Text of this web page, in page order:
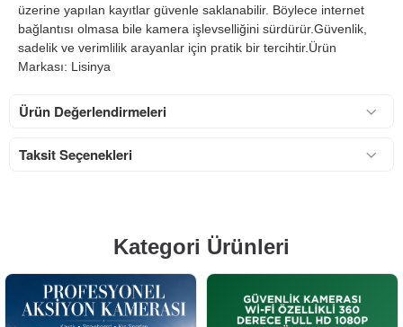
üzerine yapılan kayıtlar güvenle saklanabilir. Böylece internet
bağlantısı olmasa bile kamera işlevselliğini sürdürür.Güvenlik,
sadelik ve verimlilik arayanlar için pratik bir tercihtir.Ürün
Markası: Lisinya
Ürün Değerlendirmeleri
Taksit Seçenekleri
Kategori Ürünleri